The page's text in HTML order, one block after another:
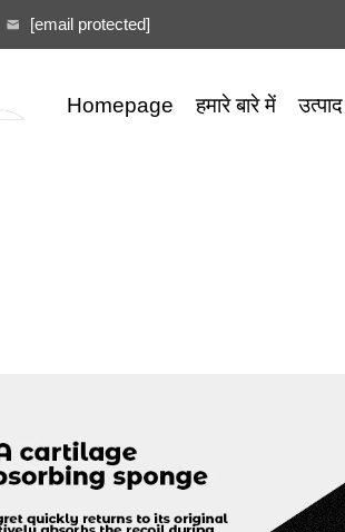
[email protected]
Homepage हमारे बारे में उत्पाद